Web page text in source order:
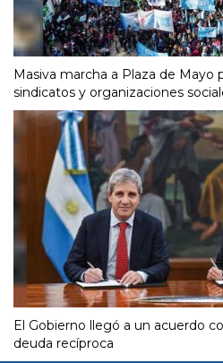
Masiva marcha a Plaza de Mayo
sindicatos y organizaciones
El Gobierno llegó a un acuerdo
deuda recíproca